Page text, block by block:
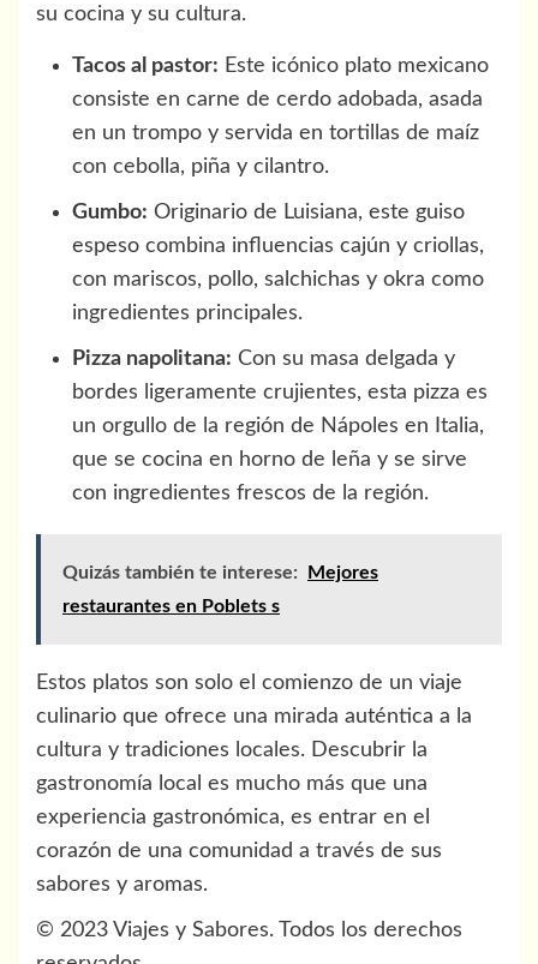
su cocina y su cultura.
Tacos al pastor: Este icónico plato mexicano
consiste en carne de cerdo adobada, asada
en un trompo y servida en tortillas de maíz
con cebolla, piña y cilantro.
Gumbo: Originario de Luisiana, este guiso
espeso combina influencias cajún y criollas,
con mariscos, pollo, salchichas y okra como
ingredientes principales.
Pizza napolitana: Con su masa delgada y
bordes ligeramente crujientes, esta pizza es
un orgullo de la región de Nápoles en Italia,
que se cocina en horno de leña y se sirve
con ingredientes frescos de la región.
Quizás también te interese:
Mejores
restaurantes en Poblets s
Estos platos son solo el comienzo de un viaje
culinario que ofrece una mirada auténtica a la
cultura y tradiciones locales. Descubrir la
gastronomía local es mucho más que una
experiencia gastronómica, es entrar en el
corazón de una comunidad a través de sus
sabores y aromas.
© 2023 Viajes y Sabores. Todos los derechos